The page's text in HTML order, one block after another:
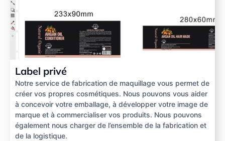
Label privé
Notre service de fabrication de maquillage vous permet de
créer vos propres cosmétiques. Nous pouvons vous aider
à concevoir votre emballage, à développer votre image de
marque et à commercialiser vos produits. Nous pouvons
également nous charger de l’ensemble de la fabrication et
de la logistique.